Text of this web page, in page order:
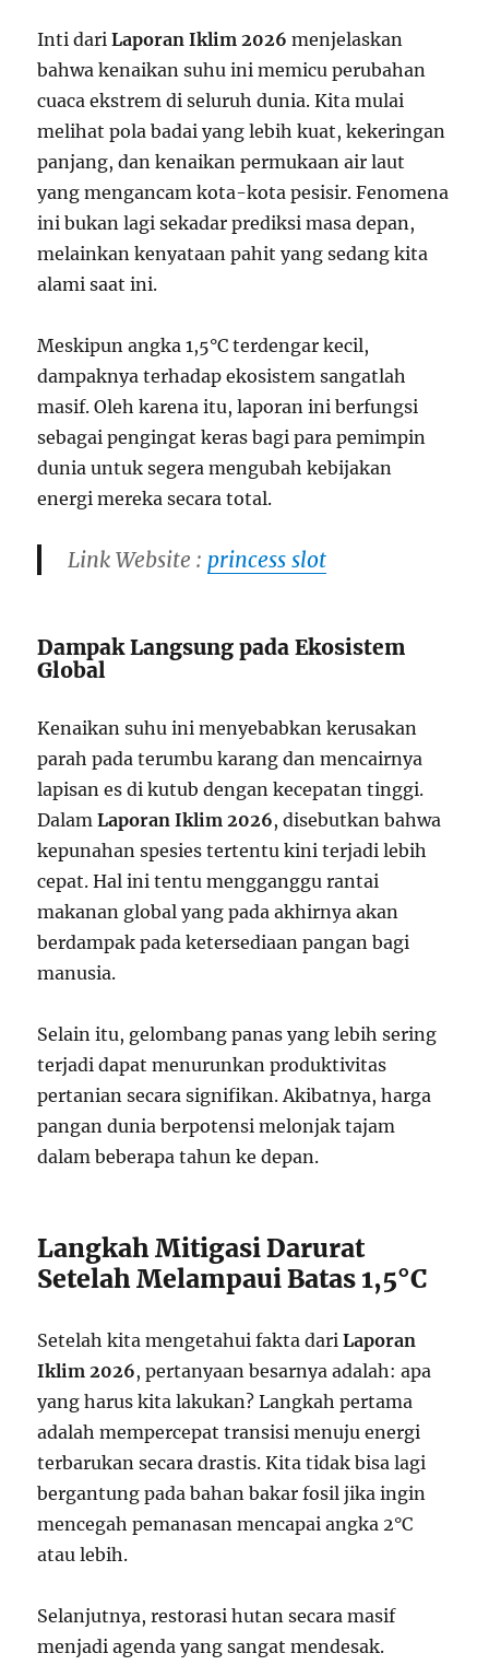
Inti dariLaporan Iklim 2026 menjelaskan
bahwa kenaikan suhu ini memicu perubahan
cuaca ekstrem di seluruh dunia. Kita mulai
melihat pola badai yang lebih kuat, kekeringan
panjang, dan kenaikan permukaan air laut
yang mengancam kota-kota pesisir. Fenomena
ini bukan lagi sekadar prediksi masa depan,
melainkan kenyataan pahit yang sedang kita
alami saat ini.
Meskipun angka 1,5°C terdengar kecil,
dampaknya terhadap ekosistem sangatlah
masif. Oleh karena itu, laporan ini berfungsi
sebagai pengingat keras bagi para pemimpin
dunia untuk segera mengubah kebijakan
energi mereka secara total.
Link Website : princess slot
Dampak Langsung pada Ekosistem
Global
Kenaikan suhu ini menyebabkan kerusakan
parah pada terumbu karang dan mencairnya
lapisan es di kutub dengan kecepatan tinggi.
DalamLaporan Iklim 2026, disebutkan bahwa
kepunahan spesies tertentu kini terjadi lebih
cepat. Hal ini tentu mengganggu rantai
makanan global yang pada akhirnya akan
berdampak pada ketersediaan pangan bagi
manusia.
Selain itu, gelombang panas yang lebih sering
terjadi dapat menurunkan produktivitas
pertanian secara signifikan. Akibatnya, harga
pangan dunia berpotensi melonjak tajam
dalam beberapa tahun ke depan.
Langkah Mitigasi Darurat
Setelah Melampaui Batas 1,5°C
Setelah kita mengetahui fakta dariLaporan
Iklim 2026, pertanyaan besarnya adalah: apa
yang harus kita lakukan? Langkah pertama
adalah mempercepat transisi menuju energi
terbarukan secara drastis. Kita tidak bisa lagi
bergantung pada bahan bakar fosil jika ingin
mencegah pemanasan mencapai angka 2°C
atau lebih.
Selanjutnya, restorasi hutan secara masif
menjadi agenda yang sangat mendesak.